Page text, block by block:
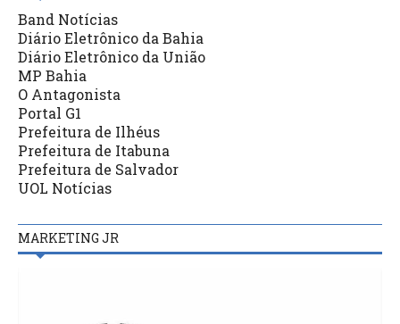
Band Notícias
Diário Eletrônico da Bahia
Diário Eletrônico da União
MP Bahia
O Antagonista
Portal G1
Prefeitura de Ilhéus
Prefeitura de Itabuna
Prefeitura de Salvador
UOL Notícias
MARKETING JR